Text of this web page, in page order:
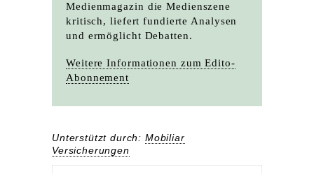
Medienmagazin die Medienszene
kritisch, liefert fundierte Analysen
und ermöglicht Debatten.
Weitere Informationen zum Edito-
Abonnement
Unterstützt durch: Mobiliar
Versicherungen